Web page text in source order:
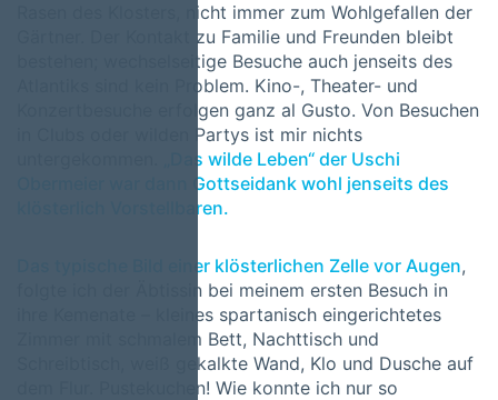
Rasen des Klosters, nicht immer zum Wohlgefallen der
Gärtner. Der Kontakt zu Familie und Freunden bleibt
bestehen; wechselseitige Besuche auch jenseits des
Atlantiks sind kein Problem. Kino-, Theater- und
Konzertbesuche erfolgen ganz al Gusto. Von Besuchen
in Clubs oder wilden Partys ist mir nichts
„Das wilde Leben“ der Uschi
Obermeier war dann Gottseidank wohl jenseits des
klösterlich Vorstellbaren.
Das typische Bild einer klösterlichen Zelle vor Augen,
folgte ich der Äbtissin bei meinem ersten Besuch in
ihre Kemenate – kleines spartanisch eingerichtetes
Zimmer mit schmalem Bett, Nachttisch und
Schreibtisch, weiß gekalkte Wand, Klo und Dusche auf
dem Flur. Pustekuchen! Wie konnte ich nur so